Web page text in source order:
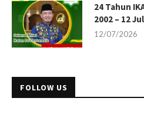
24 Tahun
2002 – 12
12/07/2026
FOLLOW US